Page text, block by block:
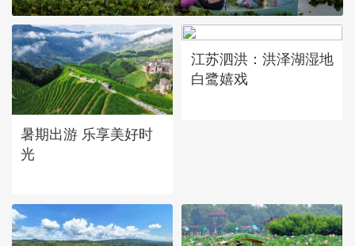
暑期出游 乐享美好时
光
江苏泗洪：洪泽湖湿地
白鹭嬉戏